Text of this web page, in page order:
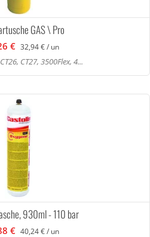
GAS \ Pro
€ 32,94 € / un
CT27, 3500Flex, 4...
930ml - 110 bar
€ 40,24 € / un